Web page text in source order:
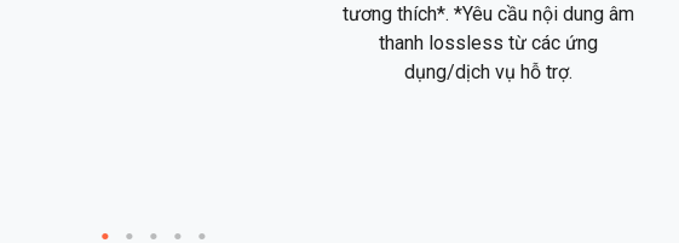
tương thích*. *Yêu cầu nội dung âm
thanh lossless từ các ứng
dụng/dịch vụ hỗ trợ.